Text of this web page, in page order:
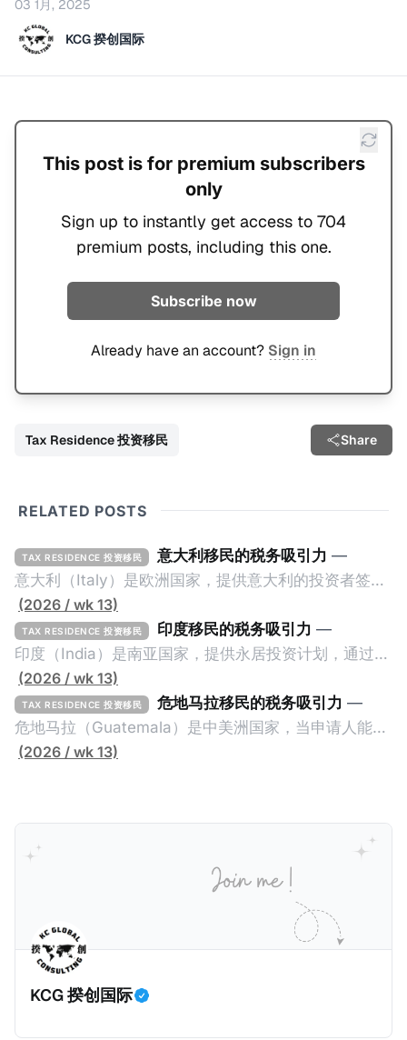
03 1月, 2025
KCG 揆创国际
This post is for premium subscribers
only
Sign up to instantly get access to 704
premium posts, including this one.
Subscribe now
Already have an account? Sign in
Tax Residence 投资移民 Share
RELATED POSTS
TAX RESIDENCE 投资移民 意大利移民的税务吸引力 —
意大利（Italy）是欧洲国家，提供意大利的投资者签证
计划。申请人必须满足至少以下一项标准才能获得两年
投资者签证： * 投资200万欧元意大利政府债券； * 投
资50万欧元意大利股票； * 投资25万欧元于创新初创
企业；或 * 向意大利公共利益项目捐赠100万欧元。 当
投资者在居留许可证有效期的两年内保持投资，则可以
在居留证到期日前至少60天申请续签3年。当投资者经
过五年的实际居留（每年在意大利停留270天），申请
吸引力吗？我们来看看：
(2026 / wk 13)
TAX RESIDENCE 投资移民 印度移民的税务吸引力 —
印度（India）是南亚国家，提供永居投资计划，通过满
足特定的标准获得居留权。印度的永居投资计划要求申
请人透过外国直接投资（FDI）途径投资印度： * 申请
人必须在18个月内投资至少1亿卢比（约合773万人民
币）或36个月内投资至少2.5亿卢比（约合1933万人民
的财务能力和专业知识； * 申请人必须在印度就业务注
册公司，并提供公司注册证书和注册企业的介绍/支持信
并提供有关投资将如何为印度经济做出贡献的详细计
申请。申请人在印度居住共12年后有资格申请印度公民
身份，包括在申请前连续居住11年，短暂缺席的少数例
外。由于印度不允许双重国籍，申请人必须放弃其原始
(2026 / wk 13)
TAX RESIDENCE 投资移民 危地马拉移民的税务吸引力 —
危地马拉（Guatemala）是中美洲国家，当申请人能够
证明被动收入或养老金收入，那么可以申请永久居留计
增加300美元（折合约人民币2千）。 申请人提交材料
包括：申请表、护照、无犯罪证明，以及最后一次进入
危地马拉的证明，且材料必须公证并翻译成西班牙语。
在危地马拉居住至少五年、具备流利西班牙语、对当地
历史文化有认识，就可以入籍成为危地马拉公民。 那
么，危地马拉的税务政策有吸引力吗？我们来看看：
(2026 / wk 13)
KCG 揆创国际